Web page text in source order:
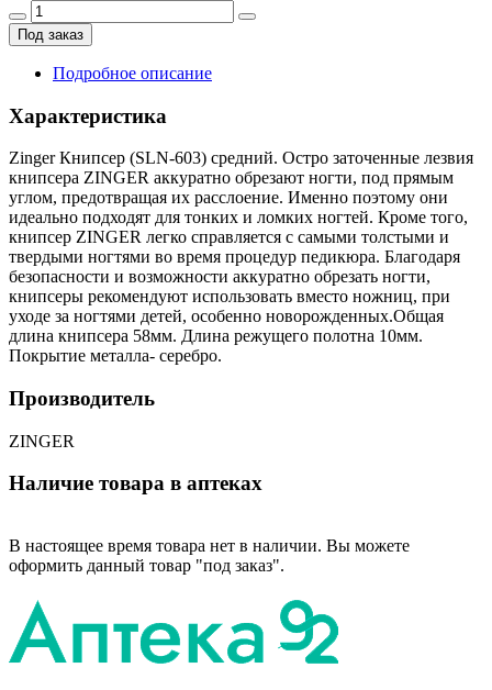
Под заказ
Подробное описание
Характеристика
Zinger Книпсер (SLN-603) средний. Остро заточенные лезвия
книпсера ZINGER аккуратно обрезают ногти, под прямым
углом, предотвращая их расслоение. Именно поэтому они
идеально подходят для тонких и ломких ногтей. Кроме того,
книпсер ZINGER легко справляется с самыми толстыми и
твердыми ногтями во время процедур педикюра. Благодаря
безопасности и возможности аккуратно обрезать ногти,
книпсеры рекомендуют использовать вместо ножниц, при
уходе за ногтями детей, особенно новорожденных.Общая
длина книпсера 58мм. Длина режущего полотна 10мм.
Покрытие металла- серебро.
Производитель
ZINGER
Наличие товара в аптеках
В настоящее время товара нет в наличии. Вы можете
оформить данный товар "под заказ".